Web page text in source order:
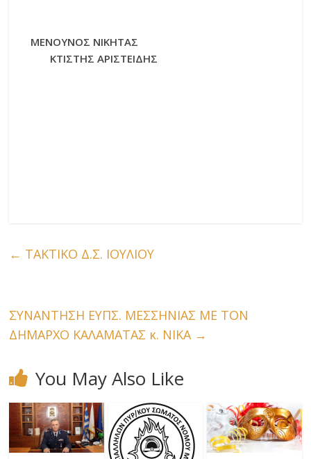
ΜΕΝΟΥΝΟΣ ΝΙΚΗΤΑΣ
ΚΤΙΣΤΗΣ ΑΡΙΣΤΕΙΔΗΣ
← ΤΑΚΤΙΚΟ Δ.Σ. ΙΟΥΛΙΟΥ
ΣΥΝΑΝΤΗΣΗ ΕΥΠΣ. ΜΕΣΣΗΝΙΑΣ ΜΕ ΤΟΝ
ΔΗΜΑΡΧΟ ΚΑΛΑΜΑΤΑΣ κ. ΝΙΚΑ →
You May Also Like